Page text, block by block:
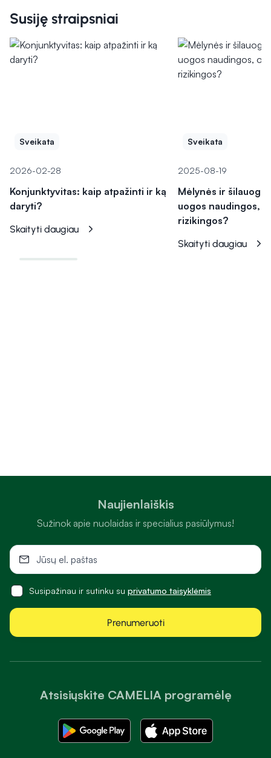
Susiję straipsniai
Sveikata
2026-02-28
Konjunktyvitas: kaip atpažinti ir ką
daryti?
Skaityti daugiau
Sveikata
2025-08-19
Mėlynės ir
uogos naudingos,
rizikingos?
Skaityti daugiau
Atsisiųskite CAMELIA programėlę
Naujienlaiškis
Sužinok apie nuolaidas ir specialius pasiūlymus!
Susipažinau ir sutinku su privatumo taisyklėmis
Prenumeruoti